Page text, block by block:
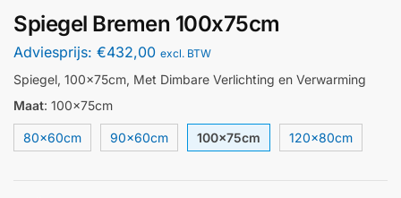
Spiegel Bremen 100x75cm
Adviesprijs: €432,00 excl. BTW
Spiegel, 100x75cm, Met Dimbare Verlichting en Verwarming
Maat: 100x75cm
80x60cm 90x60cm 100x75cm 120x80cm